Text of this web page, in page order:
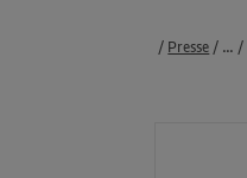
Presse ...